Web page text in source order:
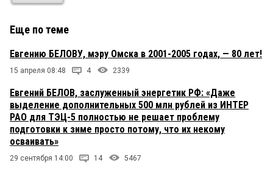
Еще по теме
Евгению БЕЛОВУ, мэру Омска в 2001-2005 годах, — 80 лет!
15 апреля 08:48 4 2339
Евгений БЕЛОВ, заслуженный энергетик РФ: «Даже
выделение дополнительных 500 млн рублей из ИНТЕР
РАО для ТЭЦ-5 полностью не решает проблему
подготовки к зиме просто потому, что их некому
осваивать»
29 сентября 14:00 14 5467